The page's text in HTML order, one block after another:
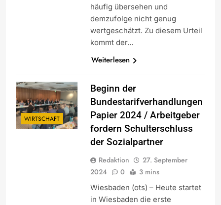
häufig übersehen und
demzufolge nicht genug
wertgeschätzt. Zu diesem Urteil
kommt der…
Weiterlesen
WIRTSCHAFT
Beginn der
Bundestarifverhandlungen
Papier 2024 / Arbeitgeber
fordern Schulterschluss
der Sozialpartner
Redaktion
27. September
2024
0 3 mins
Wiesbaden (ots) – Heute startet
in Wiesbaden die erste